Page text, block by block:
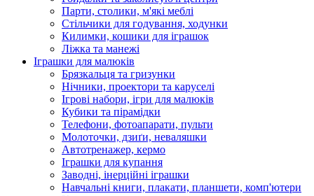
Парти, столики, м'які меблі
Стільчики для годування, ходунки
Килимки, кошики для іграшок
Ліжка та манежі
Іграшки для малюків
Брязкальця та гризунки
Нічники, проектори та каруселі
Ігрові набори, ігри для малюків
Кубики та пірамідки
Телефони, фотоапарати, пульти
Молоточки, дзиґи, неваляшки
Автотренажер, кермо
Іграшки для купання
Заводні, інерційні іграшки
Навчальні книги, плакати, планшети, комп'ютери